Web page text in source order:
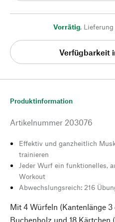
Vorrätig,
Verfügbarkeit
Produktinformation
Artikelnummer 203076
Effektiv und ganzheitlich
trainieren
Jeder Wurf ein funktionelles,
Workout
Abwechslungsreich: 216
Mit 4 Würfeln (Kantenlänge
Buchenholz und 18 Kärtchen